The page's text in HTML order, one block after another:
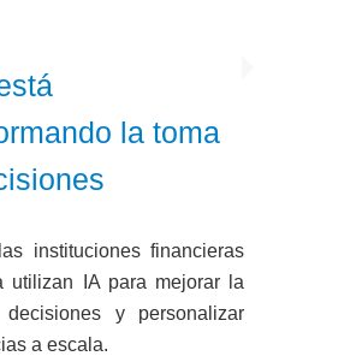
la toma
instituciones financieras
utilizan IA para mejorar la
y personalizar
a escala.